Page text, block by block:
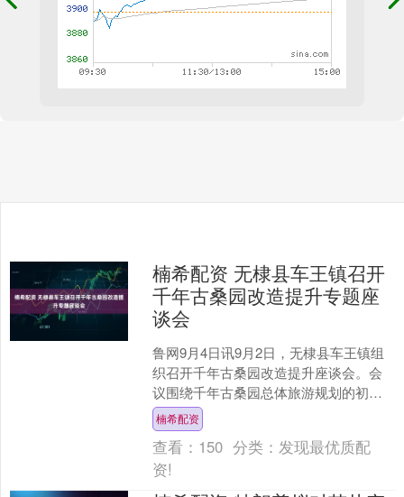
楠希配资 无棣县车王镇召开
千年古桑园改造提升专题座
谈会
鲁网9月4日讯9月2日，无棣县车王镇组
织召开千年古桑园改造提升座谈会。会
议围绕千年古桑园总体旅游规划的初步
方案进行了深入研讨和交流。 座谈会
上，山东海百合环境艺....
楠希配资
查看： 150 分类：发现最优质配
资!